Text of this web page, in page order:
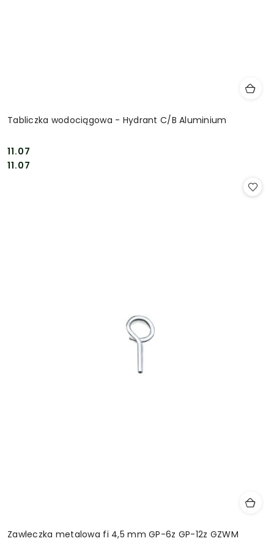
Tabliczka wodociągowa - Hydrant C/B Aluminium
Cena:
11.07
Cena:
11.07
Zawleczka metalowa fi 4,5 mm GP-6z GP-12z GZWM